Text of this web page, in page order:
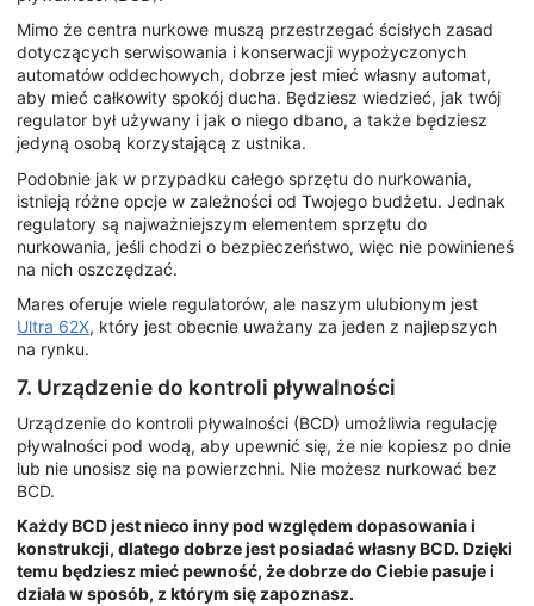
Mimo że centra nurkowe muszą przestrzegać ścisłych zasad
dotyczących serwisowania i konserwacji wypożyczonych
automatów oddechowych, dobrze jest mieć własny automat,
aby mieć całkowity spokój ducha. Będziesz wiedzieć, jak twój
regulator był używany i jak o niego dbano, a także będziesz
jedyną osobą korzystającą z ustnika.
Podobnie jak w przypadku całego sprzętu do nurkowania,
istnieją różne opcje w zależności od Twojego budżetu. Jednak
regulatory są najważniejszym elementem sprzętu do
nurkowania, jeśli chodzi o bezpieczeństwo, więc nie powinieneś
na nich oszczędzać.
Mares oferuje wiele regulatorów, ale naszym ulubionym jest
Ultra 62X, który jest obecnie uważany za jeden z najlepszych
na rynku.
7. Urządzenie do kontroli pływalności
Urządzenie do kontroli pływalności (BCD) umożliwia regulację
pływalności pod wodą, aby upewnić się, że nie kopiesz po dnie
lub nie unosisz się na powierzchni. Nie możesz nurkować bez
BCD.
Każdy BCD jest nieco inny pod względem dopasowania i
konstrukcji, dlatego dobrze jest posiadać własny BCD. Dzięki
temu będziesz mieć pewność, że dobrze do Ciebie pasuje i
działa w sposób, z którym się zapoznasz.